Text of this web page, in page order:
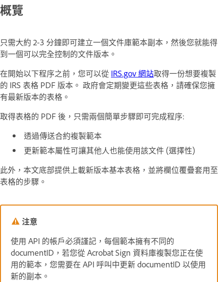
概覽
只需大約 2-3 分鐘即可建立一個文件庫範本副本，然後您就能得
到一個可以完全控制的文件版本。
在開始以下程序之前，您可以從 IRS.gov 網站取得一份想要複製
的 IRS 表格 PDF 版本。 政府會定期變更這些表格，請確保您擁
有最新版本的表格。
取得表格的 PDF 後，只需兩個簡單步驟即可完成程序:
透過傳送合約複製範本
更新範本屬性可讓其他人也能使用該文件 (選擇性)
此外，本文底部提供上載新版本基本表格，並將欄位覆疊套用至
表格的步驟。
注意
使用 API 的帳戶必須謹記，每個範本擁有不同的
documentID，若您從 Acrobat Sign 資料庫複製您正在使
用的範本，您需要在 API 呼叫中更新 documentID 以使用
新的副本。